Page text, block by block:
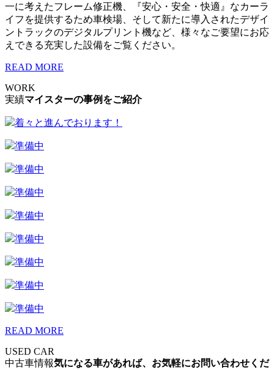
一に考えたフレーム修正機、『安心・安全・快適』なカーラ
イフを提供するため車検場、そして新たに導入されたデザイ
ントラックのデジタルプリント機など、様々なご要望にお応
えできる充実した設備をご覧ください。
READ MORE
WORK
実績マイスターの事例をご紹介
着々と進んでおります！
準備中
準備中
準備中
準備中
準備中
準備中
準備中
準備中
READ MORE
USED CAR
中古車情報気になる車があれば、お気軽にお問い合わせくだ